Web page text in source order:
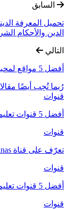
السابق
تحميل المعرفة
الدين والأحكام
التالي
أفضل 5 مواقع لمحبي ودارسي الشعر الإنجليزي English Poetry!
رُبما تُحِب أيضًا
قنوات
أفضل 5 قنوات تعليمية على التليفزيون المصري لجميع المراحل!
قنوات
تعرّف على قناة Derek Banas لتعلم واحتراف تعلم الآلة
قنوات
أفضل 5 قنوات تعليم اللغة العربية على التلجرام!
قنوات